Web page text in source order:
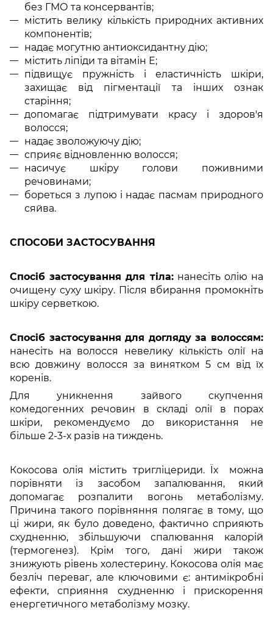
без ГМО та консервантів;
містить велику кількість природних активних
компонентів;
надає могутню антиоксидантну дію;
містить ліпіди та вітамін Е;
підвищує пружність і еластичність шкіри,
захищає від пігментації та інших ознак
старіння;
допомагає підтримувати красу і здоров'я
волосся;
надає зволожуючу дію;
сприяє відновленню волосся;
насичує шкіру голови поживними
речовинами;
бореться з лупою і надає пасмам природного
сяйва.
СПОСОБИ ЗАСТОСУВАННЯ
Спосіб застосування для тіла:нанесіть олію на
очищену суху шкіру. Після вбирання промокніть
шкіру серветкою.
Спосіб застосування для догляду за волоссям:
нанесіть на волосся невелику кількість олії на
всю довжину волосся за винятком 5 см від їх
коренів.
Для уникнення зайвого скупчення
комедогенних речовин в складі олії в порах
шкіри, рекомендуємо до використання не
більше 2-3-х разів на тиждень.
Кокосова олія містить тригліцериди. Їх можна
порівняти із засобом запалювання, який
допомагає розпалити вогонь метаболізму.
Причина такого порівняння полягає в тому, що
ці жири, як було доведено, фактично сприяють
схудненню, збільшуючи спалювання калорій
(термогенез). Крім того, дані жири також
знижують рівень холестерину. Кокосова олія має
безліч переваг, але ключовими є: антимікробні
ефекти, сприяння схудненню і прискорення
енергетичного метаболізму мозку.